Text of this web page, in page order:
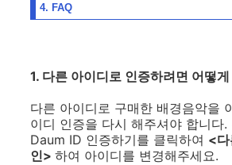
4. FAQ
1. 다른 아이디로 인증하려면 어떻
다른 아이디로 구매한 배경음악을
이디 인증을 다시 해주셔야 합니다.
Daum ID 인증하기를 클릭하여 <다
인> 하여 아이디를 변경해주세요.